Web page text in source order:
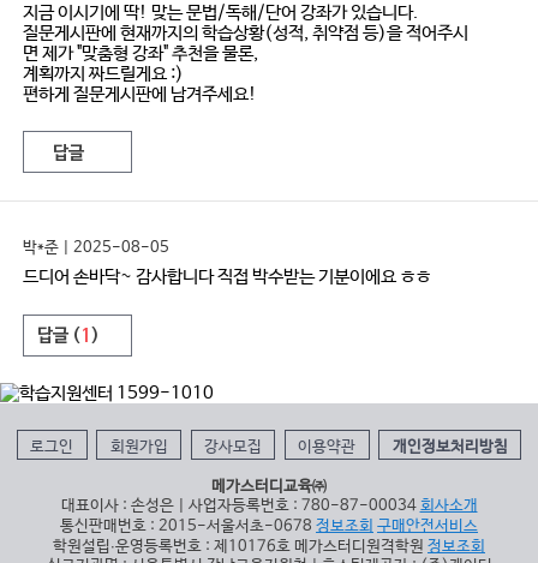
지금 이시기에 딱! 맞는 문법/독해/단어 강좌가 있습니다.
질문게시판에 현재까지의 학습상황(성적, 취약점 등)을 적어주시
면 제가 "맞춤형 강좌" 추천을 물론,
계획까지 짜드릴게요 :)
편하게 질문게시판에 남겨주세요!
답글
박*준 | 2025-08-05
드디어 손바닥~ 감사합니다 직접 박수받는 기분이에요 ㅎㅎ
답글 ( 1 )
로그인 회원가입 강사모집 이용약관 개인정보처리방침
메가스터디교육㈜
대표이사 : 손성은 | 사업자등록번호 : 780-87-00034 회사소개
통신판매번호 : 2015-서울서초-0678 정보조회 구매안전서비스
학원설립∙운영등록번호 : 제10176호 메가스터디원격학원 정보조회